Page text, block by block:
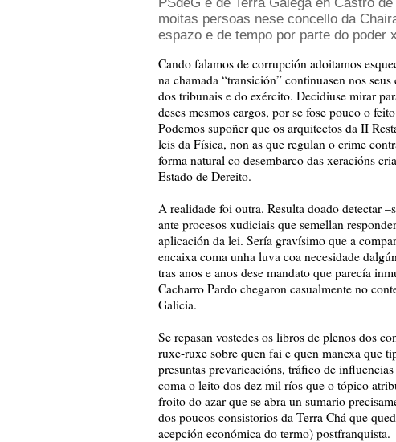
moitas persoas nese concello da
espazo e de tempo por parte do poder
Cando falamos de corrupción adoitamos
na chamada “transición” continuasen nos
dos tribunais e do exército. Decidiuse mirar
deses mesmos cargos, por se fose pouco o
Podemos supoñer que os arquitectos da II
leis da Física, non as que regulan o crime
forma natural co desembarco das xeracións
Estado de Dereito.
A realidade foi outra. Resulta doado detectar
ante procesos xudiciais que semellan
aplicación da lei. Sería gravísimo que a
encaixa coma unha luva coa necesidade
tras anos e anos dese mandato que parecía
Cacharro Pardo chegaron casualmente no
Galicia.
Se repasan vostedes os libros de plenos dos
ruxe-ruxe sobre quen fai e quen manexa que
presuntas prevaricacións, tráfico de
coma o leito dos dez mil ríos que o tópico
froito do azar que se abra un sumario
dos poucos consistorios da Terra Chá que
acepción económica do termo) postfranquista.